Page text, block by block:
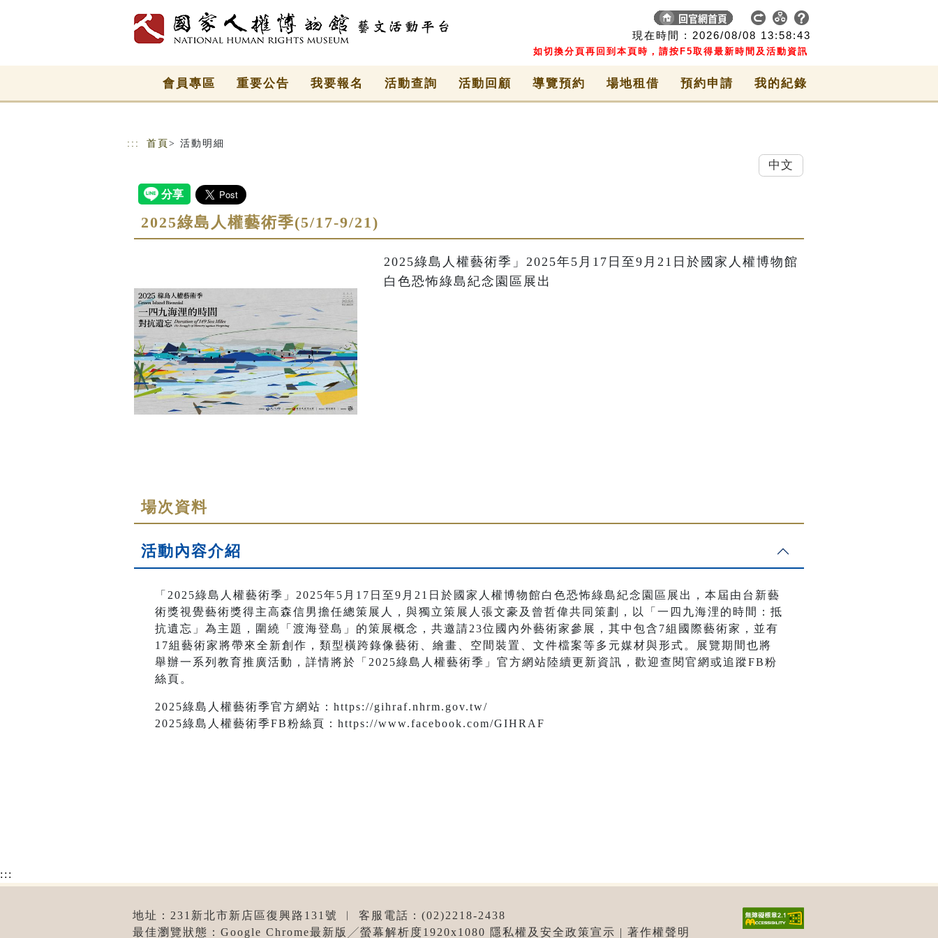
現在時間 : 2026/08/08 13:58:43
如切換分頁再回到本頁時，請按F5取得最新時間及活動資訊
會員專區 重要公告 我要報名 活動查詢 活動回顧 導覽預約 場地租借 預約申請 我的紀錄
::: 首頁 > 活動明細
2025綠島人權藝術季(5/17-9/21)
2025綠島人權藝術季」2025年5月17日至9月21日於國家人權博物館
白色恐怖綠島紀念園區展出
場次資料
活動內容介紹
「2025綠島人權藝術季」2025年5月17日至9月21日於國家人權博物館白色恐怖綠島紀念園區展出，本屆由台新藝
術獎視覺藝術獎得主高森信男擔任總策展人，與獨立策展人張文豪及曾哲偉共同策劃，以「一四九海浬的時間：抵
抗遺忘」為主題，圍繞「渡海登島」的策展概念，共邀請23位國內外藝術家參展，其中包含7組國際藝術家，並有
17組藝術家將帶來全新創作，類型橫跨錄像藝術、繪畫、空間裝置、文件檔案等多元媒材與形式。展覽期間也將
舉辦一系列教育推廣活動，詳情將於「2025綠島人權藝術季」官方網站陸續更新資訊，歡迎查閱官網或追蹤FB粉
絲頁。
2025綠島人權藝術季官方網站：https://gihraf.nhrm.gov.tw/
2025綠島人權藝術季FB粉絲頁：https://www.facebook.com/GIHRAF
:::
地址：231新北市新店區復興路131號 ︱ 客服電話：(02)2218-2438
最佳瀏覽狀態：Google Chrome最新版╱螢幕解析度1920x1080 隱私權及安全政策宣示 | 著作權聲明